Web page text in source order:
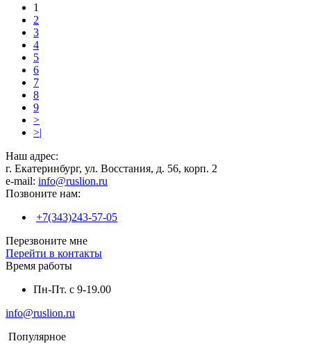
1
2
3
4
5
6
7
8
9
>
>|
Наш адрес:
г. Екатеринбург, ул. Восстания, д. 56, корп. 2
e-mail: info@ruslion.ru
Позвоните нам:
+7(343)243-57-05
Перезвоните мне
Перейти в контакты
Время работы
Пн-Пт. с 9-19.00
info@ruslion.ru
Популярное